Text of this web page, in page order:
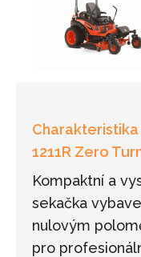
1211R Zero
Kompaktní a
sekačka
nulovým
pro